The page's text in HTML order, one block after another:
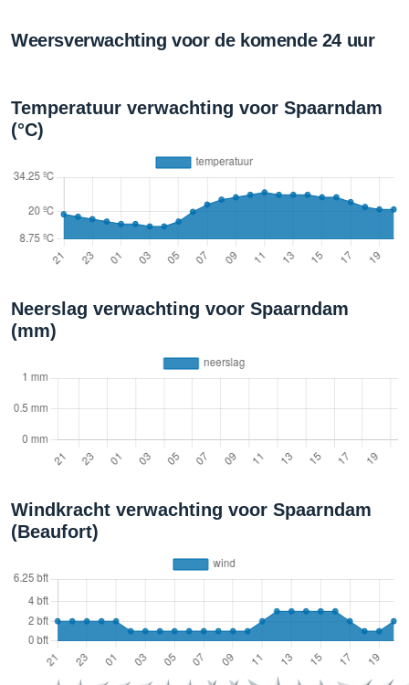
Weersverwachting voor de komende 24 uur
Temperatuur verwachting voor Spaarndam
(°C)
Neerslag verwachting voor Spaarndam
(mm)
Windkracht verwachting voor Spaarndam
(Beaufort)